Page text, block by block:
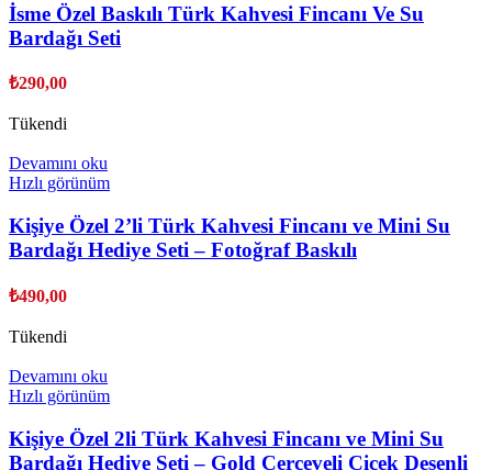
İsme Özel Baskılı Türk Kahvesi Fincanı Ve Su
Bardağı Seti
₺290,00
Tükendi
Devamını oku
Hızlı görünüm
Kişiye Özel 2’li Türk Kahvesi Fincanı ve Mini Su
Bardağı Hediye Seti – Fotoğraf Baskılı
₺490,00
Tükendi
Devamını oku
Hızlı görünüm
Kişiye Özel 2li Türk Kahvesi Fincanı ve Mini Su
Bardağı Hediye Seti – Gold Çerçeveli Çiçek Desenli